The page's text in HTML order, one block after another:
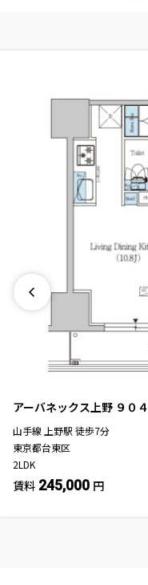
アーバネックス上野 ９０４
山手線 上野駅 徒歩7分
東京都台東区
2LDK
賃料 245,000 円